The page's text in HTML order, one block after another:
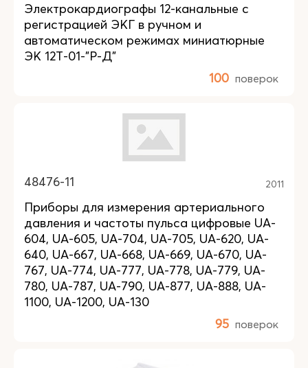
Электрокардиографы 12-канальные с
регистрацией ЭКГ в ручном и
автоматическом режимах миниатюрные
ЭК 12Т-01-"Р-Д"
100 поверок
48476-11 2011
Приборы для измерения артериального
давления и частоты пульса цифровые UA-
604, UA-605, UA-704, UA-705, UA-620, UA-
640, UA-667, UA-668, UA-669, UA-670, UA-
767, UA-774, UA-777, UA-778, UA-779, UA-
780, UA-787, UA-790, UA-877, UA-888, UA-
1100, UA-1200, UA-130
95 поверок